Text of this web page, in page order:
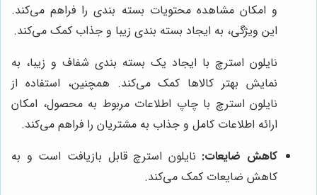
و امکان مشاهده محتویات بسته بندی را فراهم می‌کند.
این ویژگی، به ایجاد بسته بندی زیبا و جذاب کمک می‌کند.
نایلون استرچ با ایجاد یک بسته بندی شفاف و زیبا، به
نمایش بهتر کالاها کمک می‌کند. همچنین، استفاده از
نایلون استرچ با چاپ اطلاعات مربوط به محصول، امکان
ارائه اطلاعات کامل و جذاب به مشتریان را فراهم می‌کند.
کاهش ضایعات: نایلون استرچ قابل بازیافت است و به
کاهش ضایعات کمک می‌کند.